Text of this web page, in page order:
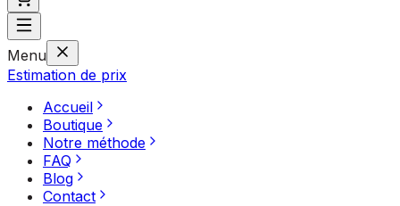
Menu
Estimation de prix
Accueil
Boutique
Notre méthode
FAQ
Blog
Contact